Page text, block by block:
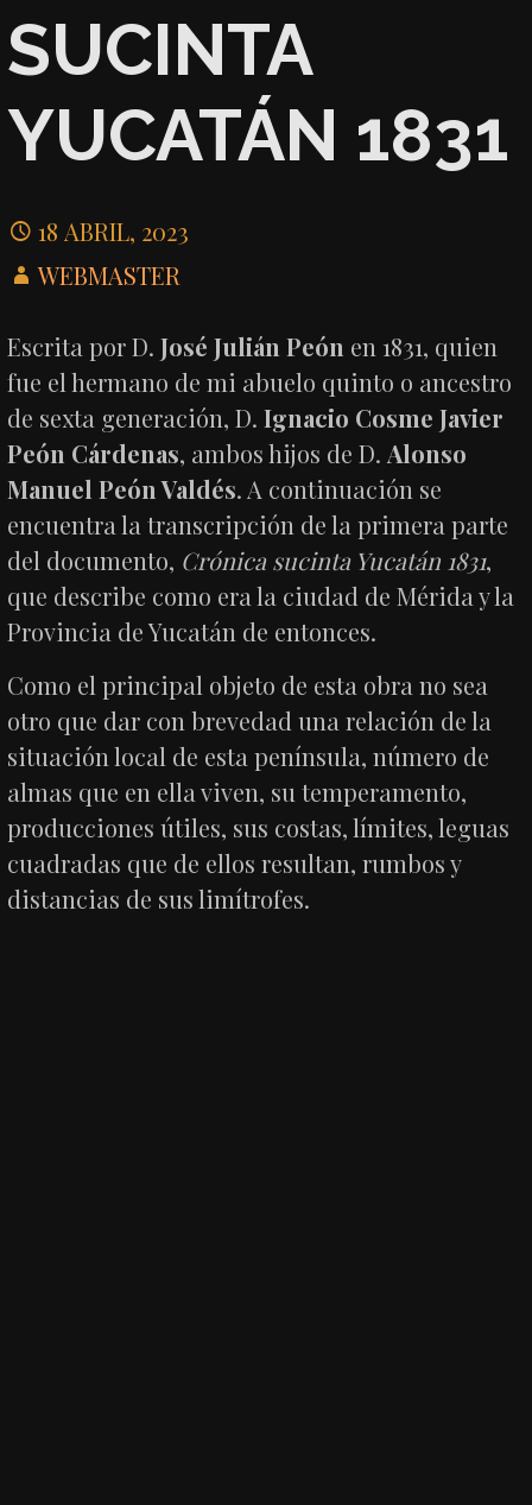
SUCINTA
YUCATÁN 1831
18 ABRIL, 2023
WEBMASTER
Escrita por D.José Julián Peón en 1831, quien
fue el hermano de mi abuelo quinto o ancestro
de sexta generación, D.Ignacio Cosme Javier
Peón Cárdenas, ambos hijos de D. Alonso
Manuel Peón Valdés. A continuación se
encuentra la transcripción de la primera parte
del documento, Crónica sucinta Yucatán 1831,
que describe como era la ciudad de Mérida y la
Provincia de Yucatán de entonces.
Como el principal objeto de esta obra no sea
otro que dar con brevedad una relación de la
situación local de esta península, número de
almas que en ella viven, su temperamento,
producciones útiles, sus costas, límites, leguas
cuadradas que de ellos resultan, rumbos y
distancias de sus limítrofes.